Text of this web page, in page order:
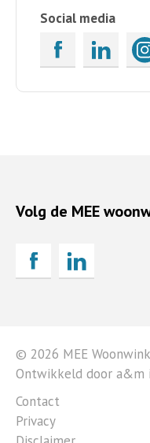
Social media
Volg de MEE
© 2026 MEE
Ontwikkeld door a&m
Contact
Privacy